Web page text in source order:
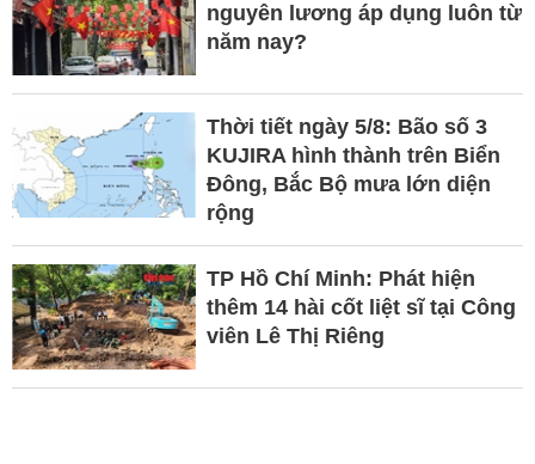
nguyên lương áp dụng luôn từ
năm nay?
Thời tiết ngày 5/8: Bão số 3
KUJIRA hình thành trên Biển
Đông, Bắc Bộ mưa lớn diện
rộng
TP Hồ Chí Minh: Phát hiện
thêm 14 hài cốt liệt sĩ tại Công
viên Lê Thị Riêng